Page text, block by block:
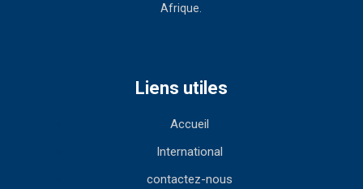
Afrique.
Liens utiles
Accueil
International
contactez-nous